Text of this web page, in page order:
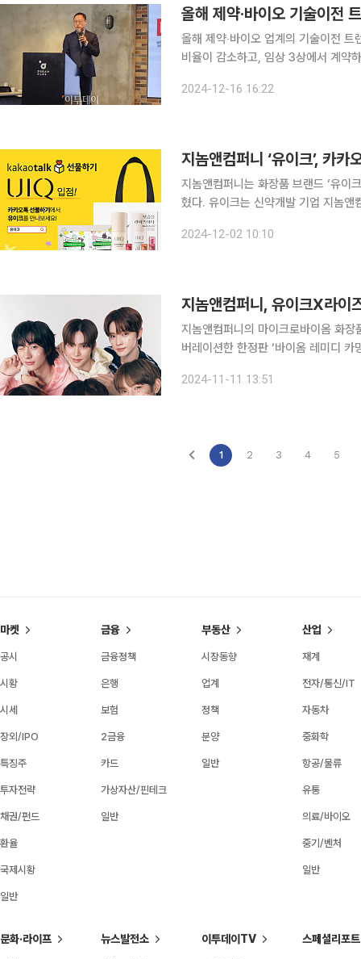
올해 제약·바이오 기술이전
올해 제약‧바이오 업계의 기술이전
비율이 감소하고, 임상 3상에서 계약하는 경우가
2024-12-16 16:22
지놈앤컴퍼니 ‘유이크’, 카
지놈앤컴퍼니는 화장품 브랜드 ‘유이
혔다. 유이크는 신약개발 기업 지놈앤컴퍼니가 만든 화장품 브랜드다. 전 제품에 특허받은 스킨유래
출해 있다. 올해 올리브영과 면
2024-12-02 10:10
지놈앤컴퍼니, 유이크X라이
지놈앤컴퍼니의 마이크로바이옴 화
버레이션한 한정판 ‘바이옴 레미디
하는 K팝과 K-뷰티의 이색 협업을 통
2024-11-11 13:51
1 2 3 4 5
마켓
공시
시황
시세
장외/IPO
특징주
투자전략
채권/펀드
환율
국제시황
일반
금융
금융정책
은행
보험
2금융
카드
가상자산/핀테크
일반
부동산
시장동향
업계
정책
분양
일반
산업
재계
전자/통신/IT
자동차
중화학
항공/물류
유통
의료/바이오
중기/벤처
일반
문화·라이프 뉴스발전소 이투데이TV 스페셜리포트